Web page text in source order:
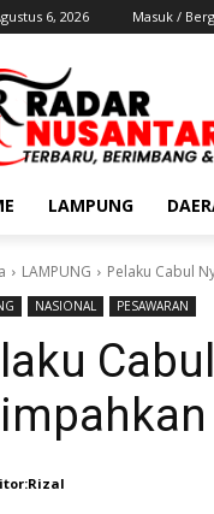
6, 2026 Masuk /
LAMPUNG
LAMPUNG Pelaku Cabul
NASIONAL PESAWARAN